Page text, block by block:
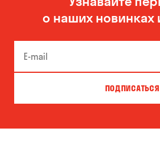
Бережинка
Вита-Почтовая
о наших новинках
ПОДПИСАТЬСЯ